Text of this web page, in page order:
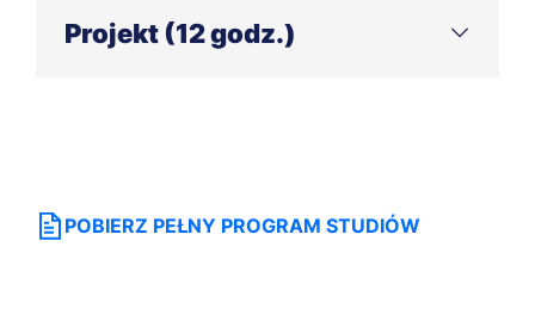
no-code (5 godz.)
Projekt (12 godz.)
POBIERZ PEŁNY PROGRAM STUDIÓW